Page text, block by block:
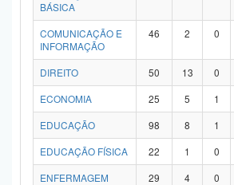
BÁSICA
COMUNICAÇÃO E
INFORMAÇÃO
46 2 0
DIREITO 50 13 0
ECONOMIA
25 5 1
EDUCAÇÃO
98 8 1
EDUCAÇÃO FÍSICA
22 1 0
ENFERMAGEM
29 4 0